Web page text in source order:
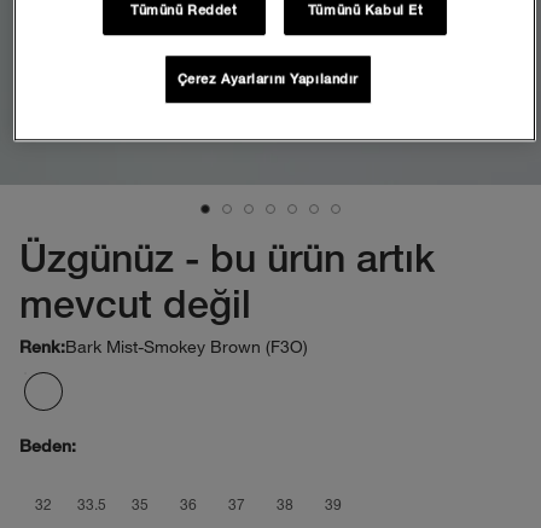
Üzgünüz - bu ürün artık
mevcut değil
Renk:Bark Mist-Smokey Brown (F3O)
Beden:
32 33.5 35 36 37 38 39
Tümünü Reddet Tümünü Kabul Et
Çerez Ayarlarını Yapılandır